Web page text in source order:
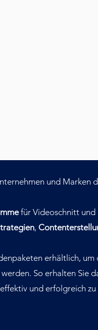
und Marken
für Videoschnitt und
,
erhältlich, um
So erhalten Sie
und erfolgreich